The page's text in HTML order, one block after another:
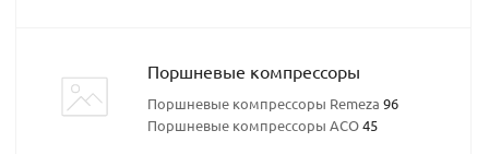
Поршневые компрессоры
Поршневые компрессоры Remeza 96
Поршневые компрессоры АСО45